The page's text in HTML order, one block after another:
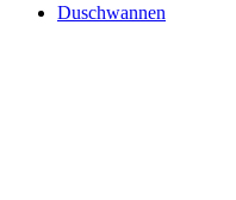
Duschwannen